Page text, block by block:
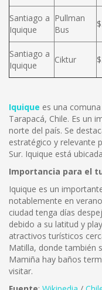
Santiago a
Iquique
Pullman
Bus
Santiago a
Iquique
Ciktur
Iquique es una
Tarapacá, Chile. Es un
norte del país. Se
estratégico y relevante
Sur. Iquique está
Importancia para el
Iquique es un
notablemente en
ciudad tenga días
debido a su latitud y
atractivos turísticos
Matilla, donde también
Mamiña hay baños
visitar.